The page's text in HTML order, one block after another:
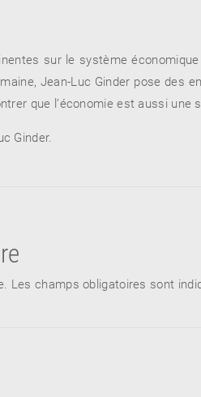
sur le système
Jean-Luc Ginder pose des
que l’économie est aussi une
Ginder.
Les champs obligatoires sont